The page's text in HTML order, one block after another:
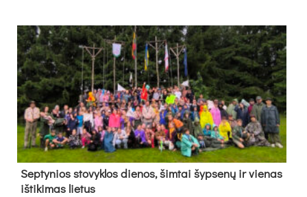
Sep­ty­nios sto­vyk­los die­nos, šim­tai šyp­se­nų ir vie­nas
iš­ti­ki­mas lie­tus